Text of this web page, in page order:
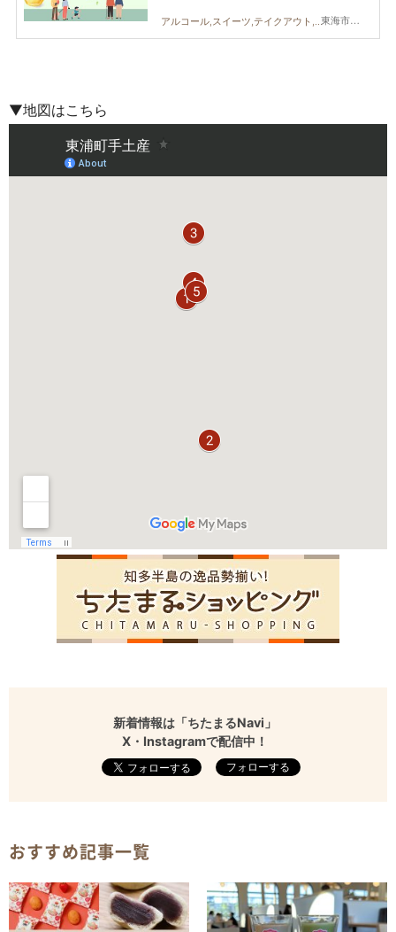
東海市,大府市,知多市,東浦町,阿久比町,半田市,常滑市,武豊町,美浜町,南知多町
アルコール,スイーツ,テイクアウト,まとめ記事
▼地図はこちら
新着情報は「ちたまるNavi」
X・Instagramで配信中！
フォローする
おすすめ記事一覧